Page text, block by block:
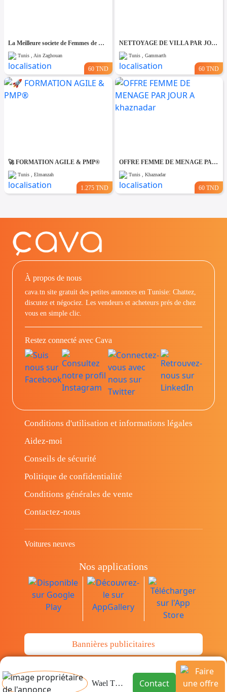
La Meilleure societe de Femmes de Ménage A Ain zaghouane
Tunis , Ain Zaghouan
60 TND
NETTOYAGE DE VILLA PAR JOUR A Gammarth
Tunis , Gammarth
60 TND
🚀 FORMATION AGILE & PMP®
Tunis , Elmanzah
1.275 TND
OFFRE FEMME DE MENAGE PAR JOUR A khaznadar
Tunis , Khaznadar
60 TND
Wael Tms Sousse
Contact
À propos de nous
cava.tn site gratuit des petites annonces en Tunisie: Chattez,
discutez et négociez. Les vendeurs et acheteurs prés de chez
vous en simple clic.
Restez connecté avec Cava
Conditions d'utilisation et informations légales
Aidez-moi
Conseils de sécurité
Politique de confidentialité
Conditions générales de vente
Contactez-nous
Voitures neuves
Nos applications
Bannières publicitaires
© Copyright 2014-2026 Cava.tn Limited Tous